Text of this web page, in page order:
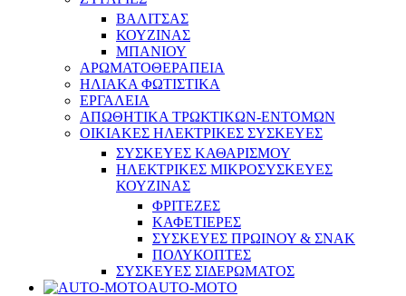
ΒΑΛΙΤΣΑΣ
ΚΟΥΖΙΝΑΣ
ΜΠΑΝΙΟΥ
ΑΡΩΜΑΤΟΘΕΡΑΠΕΙΑ
ΗΛΙΑΚΑ ΦΩΤΙΣΤΙΚΑ
ΕΡΓΑΛΕΙΑ
ΑΠΩΘΗΤΙΚΑ ΤΡΩΚΤΙΚΩΝ-ΕΝΤΟΜΩΝ
ΟΙΚΙΑΚΕΣ ΗΛΕΚΤΡΙΚΕΣ ΣΥΣΚΕΥΕΣ
ΣΥΣΚΕΥΕΣ ΚΑΘΑΡΙΣΜΟΥ
ΗΛΕΚΤΡΙΚΕΣ ΜΙΚΡΟΣΥΣΚΕΥΕΣ
ΚΟΥΖΙΝΑΣ
ΦΡΙΤΕΖΕΣ
ΚΑΦΕΤΙΕΡΕΣ
ΣΥΣΚΕΥΕΣ ΠΡΩΙΝΟΥ & ΣΝΑΚ
ΠΟΛΥΚΟΠΤΕΣ
ΣΥΣΚΕΥΕΣ ΣΙΔΕΡΩΜΑΤΟΣ
AUTO-MOTO